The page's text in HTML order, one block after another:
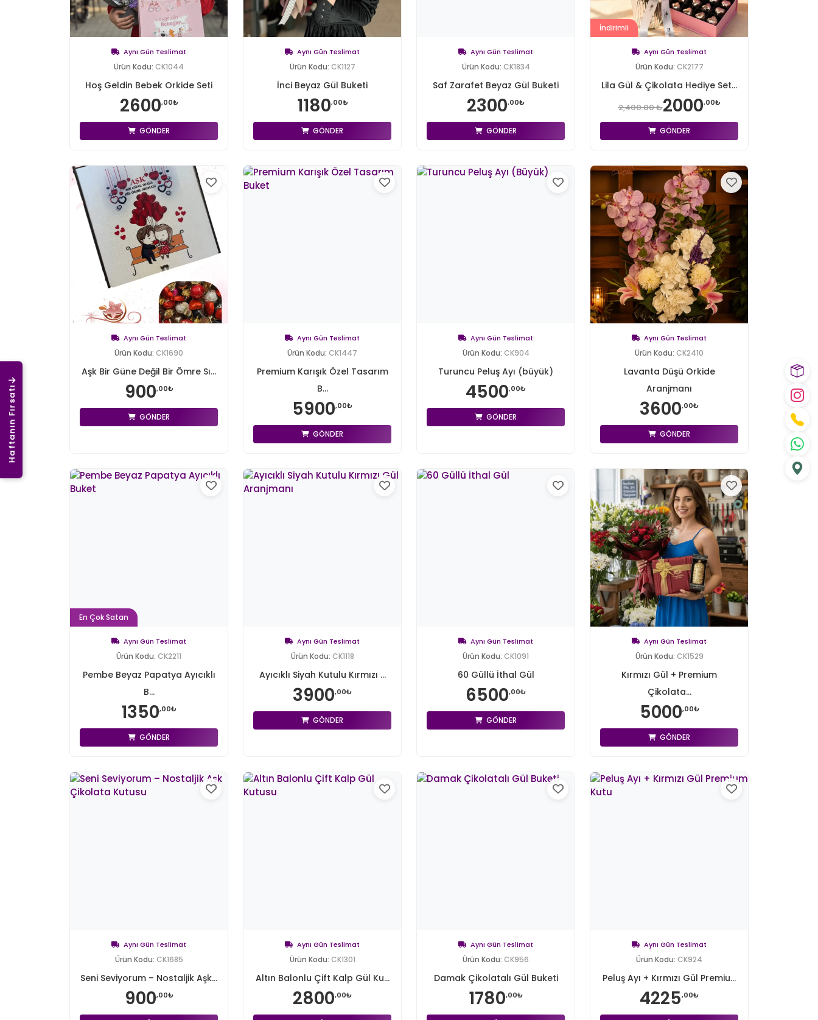
Haftanın Fırsatı
Aynı Gün Teslimat
Ürün Kodu: CK1044
Hoş Geldin Bebek Orkide Seti
2600,00₺
GÖNDER
Aynı Gün Teslimat
Ürün Kodu: CK1127
İnci Beyaz Gül Buketi
1180,00₺
GÖNDER
Aynı Gün Teslimat
Ürün Kodu: CK1834
Saf Zarafet Beyaz Gül Buketi
2300,00₺
GÖNDER
İndirimli
Aynı Gün Teslimat
Ürün Kodu: CK2177
Lila Gül & Çikolata Hediye Set...
2,400.00 ₺2000,00₺
GÖNDER
Aynı Gün Teslimat
Ürün Kodu: CK1690
Aşk Bir Güne Değil Bir Ömre Sı...
900,00₺
GÖNDER
Aynı Gün Teslimat
Ürün Kodu: CK1447
Premium Karışık Özel Tasarım
B...
5900,00₺
GÖNDER
Aynı Gün Teslimat
Ürün Kodu: CK904
Turuncu Peluş Ayı (büyük)
4500,00₺
GÖNDER
Aynı Gün Teslimat
Ürün Kodu: CK2410
Lavanta Düşü Orkide
Aranjmanı
3600,00₺
GÖNDER
En Çok Satan
Aynı Gün Teslimat
Ürün Kodu: CK2211
Pembe Beyaz Papatya Ayıcıklı
B...
1350,00₺
GÖNDER
Aynı Gün Teslimat
Ürün Kodu: CK1118
Ayıcıklı Siyah Kutulu Kırmızı ...
3900,00₺
GÖNDER
Aynı Gün Teslimat
Ürün Kodu: CK1091
60 Güllü İthal Gül
6500,00₺
GÖNDER
Aynı Gün Teslimat
Ürün Kodu: CK1529
Kırmızı Gül + Premium
Çikolata...
5000,00₺
GÖNDER
Aynı Gün Teslimat
Ürün Kodu: CK1685
Seni Seviyorum – Nostaljik Aşk...
900,00₺
Aynı Gün Teslimat
Ürün Kodu: CK1301
Altın Balonlu Çift Kalp Gül Ku...
2800,00₺
Aynı Gün Teslimat
Ürün Kodu: CK956
Damak Çikolatalı Gül Buketi
1780,00₺
Aynı Gün Teslimat
Ürün Kodu: CK924
Peluş Ayı + Kırmızı Gül Premiu...
4225,00₺